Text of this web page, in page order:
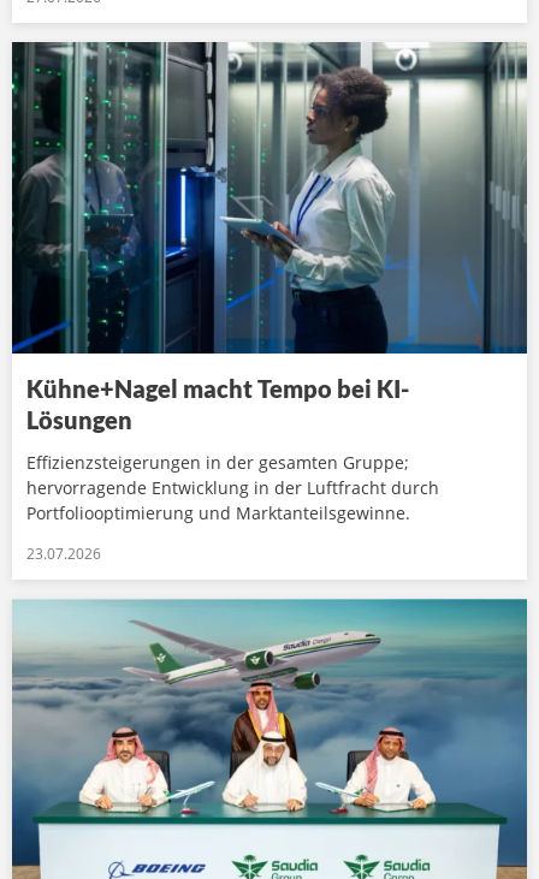
Kühne+Nagel macht Tempo bei KI-
Lösungen
Effizienzsteigerungen in der gesamten Gruppe;
hervorragende Entwicklung in der Luftfracht durch
Portfoliooptimierung und Marktanteilsgewinne.
23.07.2026